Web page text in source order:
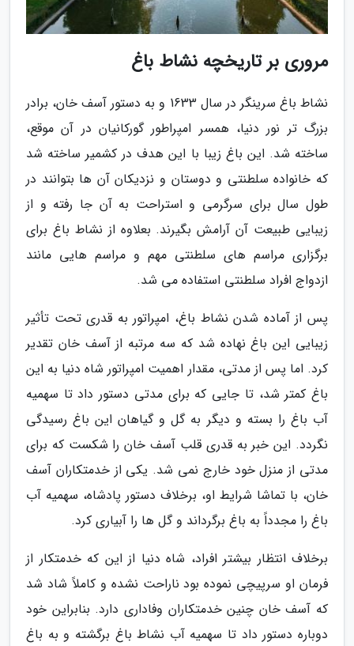
مروری بر تاریخچه نشاط باغ
نشاط باغ سرینگر در سال 1633 و به دستور آسف خان، برادر
بزرگ تر نور دنیا، همسر امپراطور گورکانیان در آن موقع،
ساخته شد. این باغ زیبا با این هدف در کشمیر ساخته شد
که خانواده سلطنتی و دوستان و نزدیکان آن ها بتوانند در
طول سال برای سرگرمی و استراحت به آن جا رفته و از
زیبایی طبیعت آن آرامش بگیرند. بعلاوه از نشاط باغ برای
برگزاری مراسم های سلطنتی مهم و مراسم هایی مانند
ازدواج افراد سلطنتی استفاده می شد.
پس از آماده شدن نشاط باغ، امپراتور به قدری تحت تأثیر
زیبایی این باغ نهاده شد که سه مرتبه از آسف خان تقدیر
کرد. اما پس از مدتی، مقدار اهمیت امپراتور شاه دنیا به این
باغ کمتر شد، تا جایی که برای مدتی دستور داد تا سهمیه
آب باغ را بسته و دیگر به گل و گیاهان این باغ رسیدگی
نگردد. این خبر به قدری قلب آسف خان را شکست که برای
مدتی از منزل خود خارج نمی شد. یکی از خدمتکاران آسف
خان، با تماشا شرایط او، برخلاف دستور پادشاه، سهمیه آب
باغ را مجدداً به باغ برگرداند و گل ها را آبیاری کرد.
برخلاف انتظار بیشتر افراد، شاه دنیا از این که خدمتکار از
فرمان او سرپیچی نموده بود ناراحت نشده و کاملاً شاد شد
که آسف خان چنین خدمتکاران وفاداری دارد. بنابراین خود
دوباره دستور داد تا سهمیه آب نشاط باغ برگشته و به باغ